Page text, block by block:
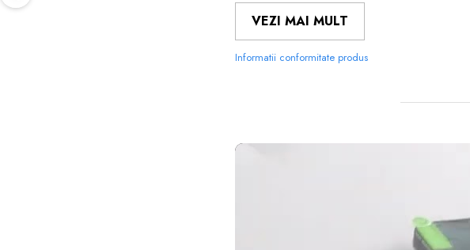
MATERIALUL FOLOSIT IN
PE CARE O STIM CU
VEZI MAI MULT
Informatii conformitate produs